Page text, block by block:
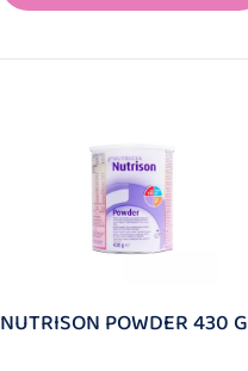
NUTRISON POWDER 430 G